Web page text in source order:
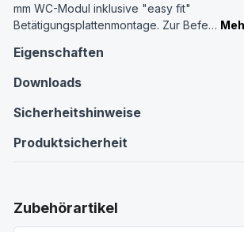
mm WC-Modul inklusive "easy fit"
Betätigungsplattenmontage. Zur Befe…
Eigenschaften
Downloads
Sicherheitshinweise
Produktsicherheit
Produktgalerie überspringen
Zubehörartikel